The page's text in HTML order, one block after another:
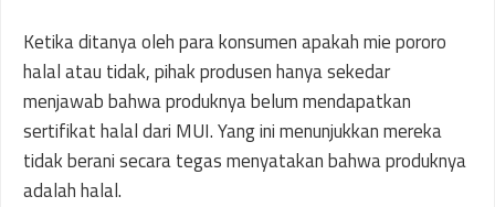
Ketika ditanya oleh para konsumen apakah mie pororo
halal atau tidak, pihak produsen hanya sekedar
menjawab bahwa produknya belum mendapatkan
sertifikat halal dari MUI. Yang ini menunjukkan mereka
tidak berani secara tegas menyatakan bahwa produknya
adalah halal.